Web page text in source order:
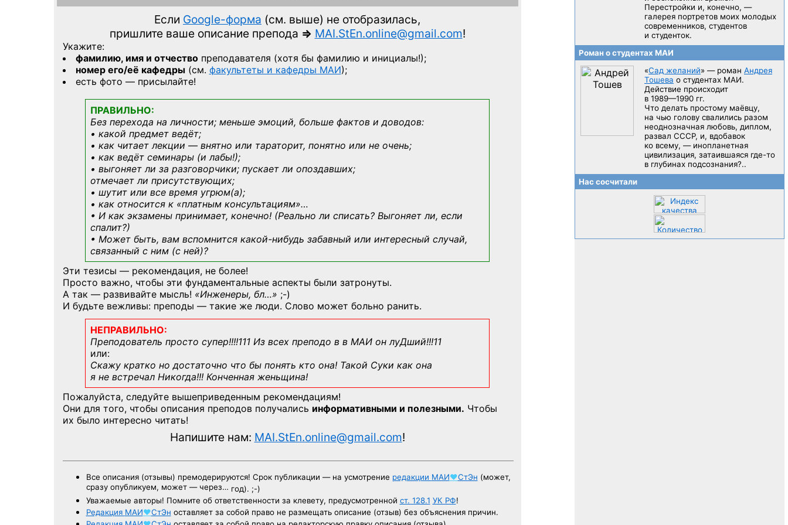
Если Google-форма (см. выше) не отобразилась,
пришлите ваше описание препода => MAI.StEn.online@gmail.com!
Укажите:
фамилию, имя и отчествопреподавателя (хотя бы фамилию и инициалы!);
номер его/её кафедры(см. факультеты и кафедры МАИ);
есть фото — присылайте!
ПРАВИЛЬНО:
Без перехода на личности; меньше эмоций, больше фактов и доводов:
• какой предмет ведёт;
• как читает лекции — внятно или тараторит, понятно или не очень;
• как ведёт семинары (и лабы!);
• выгоняет ли за разговорчики; пускает ли опоздавших;
отмечает ли присутствующих;
• шутит или все время угрюм(а);
• как относится к «платным консультациям»…
• И как экзамены принимает, конечно! (Реально ли списать? Выгоняет ли, если
спалит?)
• Может быть, вам вспомнится какой-нибудь забавный или интересный случай,
связанный с ним (с ней)?
Эти тезисы — рекомендация, не более!
Просто важно, чтобы эти фундаментальные аспекты были затронуты.
А так — развивайте мысль! «Инженеры, бл…» ;-)
И будьте вежливы: преподы — такие же люди. Слово может больно ранить.
НЕПРАВИЛЬНО:
Преподователь просто супер!!!!111 Из всех преподо в в МАИ он луДший!!!11
или:
Скажу кратко но достаточно что бы понять кто она! Такой Суки как она
я не встречал Никогда!!! Конченная женьщина!
Пожалуйста, следуйте вышеприведенным рекомендациям!
Они для того, чтобы описания преподов получались информативными и полезными. Чтобы
их было интересно читать!
Напишите нам: MAI.StEn.online@gmail.com!
Все описания (отзывы) премодерируются! Срок публикации — на усмотрение редакции МАИ♥СтЭн (может,
сразу опубликуем, может — через… год). ;-)
Уважаемые авторы! Помните об ответственности за клевету, предусмотренной ст. 128.1 УК РФ!
Редакция МАИ♥СтЭн оставляет за собой право не размещать описание (отзыв) без объяснения причин.
Перестройки и, конечно, —
галерея портретов моих молодых
современников, студентов
и студенток.
Роман о студентах МАИ
«Сад желаний» — роман Андрея
Тошева о студентах МАИ.
Действие происходит
в 1989—1990 гг.
Что делать простому маёвцу,
на чью голову свалились разом
неоднозначная любовь, диплом,
развал CCCP, и, вдобавок
ко всему, — инопланетная
цивилизация, затаившаяся где-то
в глубинах подсознания?..
Нас сосчитали